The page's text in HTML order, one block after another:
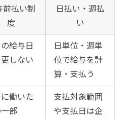
前払い制
度
日払い・週払
い
給与日
しない
日単位・週単
位で給与を計
算・支払う
働いた
部
支払対象範囲
や支払日は企